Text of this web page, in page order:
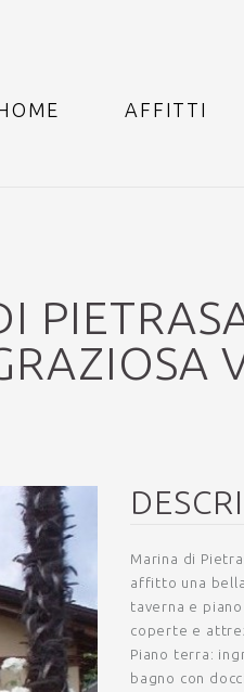
AFFITTI
Marina di
affitto una
taverna e
coperte e
Piano terra:
bagno con